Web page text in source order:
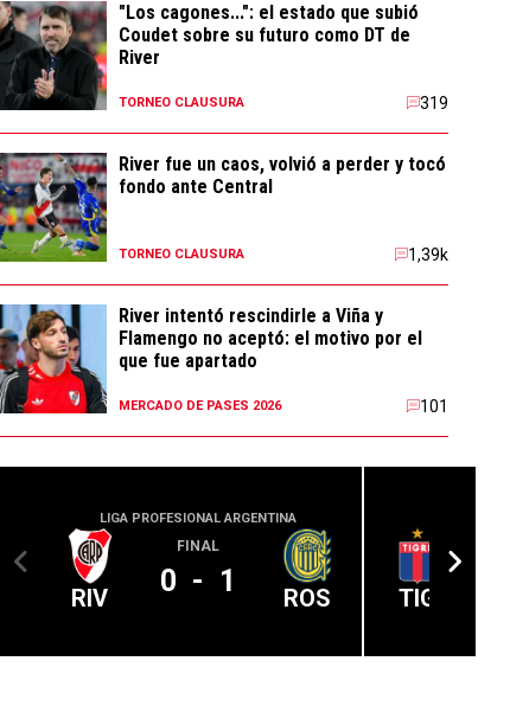
"Los cagones...": el estado que subió
Coudet sobre su futuro como DT de
River
TORNEO CLAUSURA 319
River fue un caos, volvió a perder y tocó
fondo ante Central
TORNEO CLAUSURA 1,39k
River intentó rescindirle a Viña y
Flamengo no aceptó: el motivo por el
que fue apartado
MERCADO DE PASES 2026 101
LIGA PROFESIONAL ARGENTINA
RIV
FINAL
0 - 1 ROS TIG